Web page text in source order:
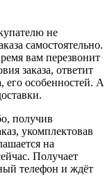
не
самостоятельно.
вам перезвонит
заказа, ответит
его особенностей. А
получив
укомплектовав
на
Получает
телефон и ждёт